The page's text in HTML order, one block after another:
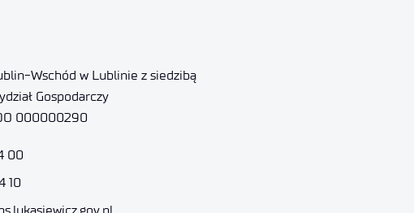
Wschód w Lublinie z siedzibą
Gospodarczy
000000290
00
10